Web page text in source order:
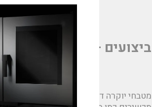
ביצועים – מרכיב קריטי
מטבחי יוקרה דורשים רמת ביצועים